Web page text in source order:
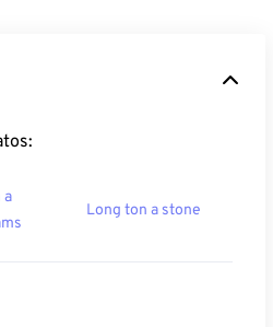
a
Long ton a stone